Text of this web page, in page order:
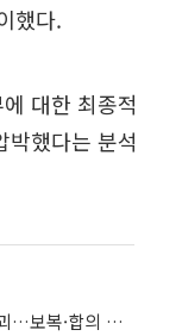
했다.
대한 최종적
박했다는 분석
트럼프 행정부 “상호관세 멈추면 협상 붕괴…보복·합의 철회 이어질 것”